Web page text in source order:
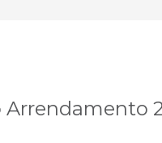
Arrendamento